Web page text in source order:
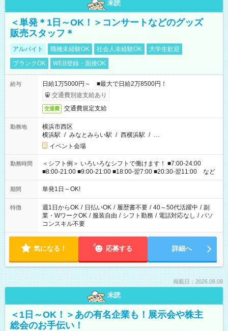
未読
＜単発＊1日～OK！＞コンサートなどのグッズ
販売スタッフ＊
アルバイト 職種未経験OK 社会人未経験OK
大学生歓迎
ブランクOK
WEB登録・面接OK
給与
日給1万5000円～ ■最大で日給2万8500円！
交通費別途支給あり
交通費 交通費規定支給
勤務地
横浜市西区
横浜駅 / みなとみらい駅 / 西横浜駅 / …
イベント会場
勤務時間
＜シフト例＞ いろいろなシフトで働けます！ ■7:00-24:00
■8:00-21:00 ■9:00-21:00 ■18:00-翌7:00 ■20:30-翌11:00 など
期間 単発1日～OK!
特徴 週1日からOK / 日払いOK / 履歴書不要 / 40～50代活躍中 / 副
業・WワークOK / 服装自由 / シフト勤務 / 電話対応なし / パソ
コンスキル不要
気になる！ 応募する 詳細へ
掲載日：2026.08.08
未読
＜1日～OK！＞あの有名企業も！展示会や株主
総会のお手伝い！